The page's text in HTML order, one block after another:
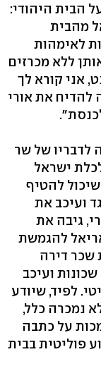
הבית היהודי:
מהבית
לאימהות
ללא מכרזים
אני קורא לך
להדיח את אורי
לדבריו של שר
ישראל
להטיף
ועיכב את
גיבה את
להגמשת
שכר דירה
ועיכב
לפיד, שיודע
נמכרה כלל,
על כתבה
פוליטית בבית